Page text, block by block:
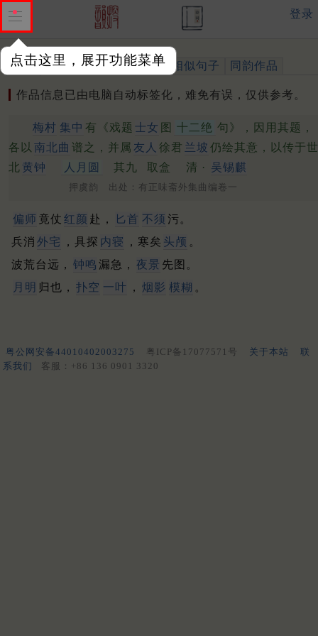
点击这里，展开功能菜单
登录
作品 标注四声 出处、引用 相似句子 同韵作品
作品信息已由电脑自动标签化，难免有误，仅供参考。
梅村 集中 有《戏题 士女 图 十二绝 句》，因用其题，
各以 南北曲 谱之，并属 友人 徐君 兰坡 仍绘其意，以传于世
北黄钟 人月圆 其九 取盒 清 · 吴锡麒
押虞韵 出处：有正味斋外集曲编卷一
偏师 竟仗 红颜 赴， 匕首 不须 污。
兵消 外宅 ，具探 内寝 ，寒矣 头颅 。
波荒台远， 钟鸣 漏急， 夜景 先图。
月明 归也， 扑空 一叶 ， 烟影 模糊 。
粤公网安备44010402003275 粤ICP备17077571号 关于本站
联
系我们
客服：+86 136 0901 3320